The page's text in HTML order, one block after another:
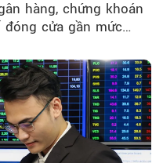
hàng, chứng khoán
cửa gần mức